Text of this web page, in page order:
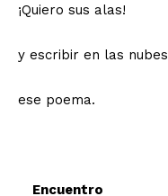
¡Quiero sus alas!
y escribir en las nubes
ese poema.
Encuentro